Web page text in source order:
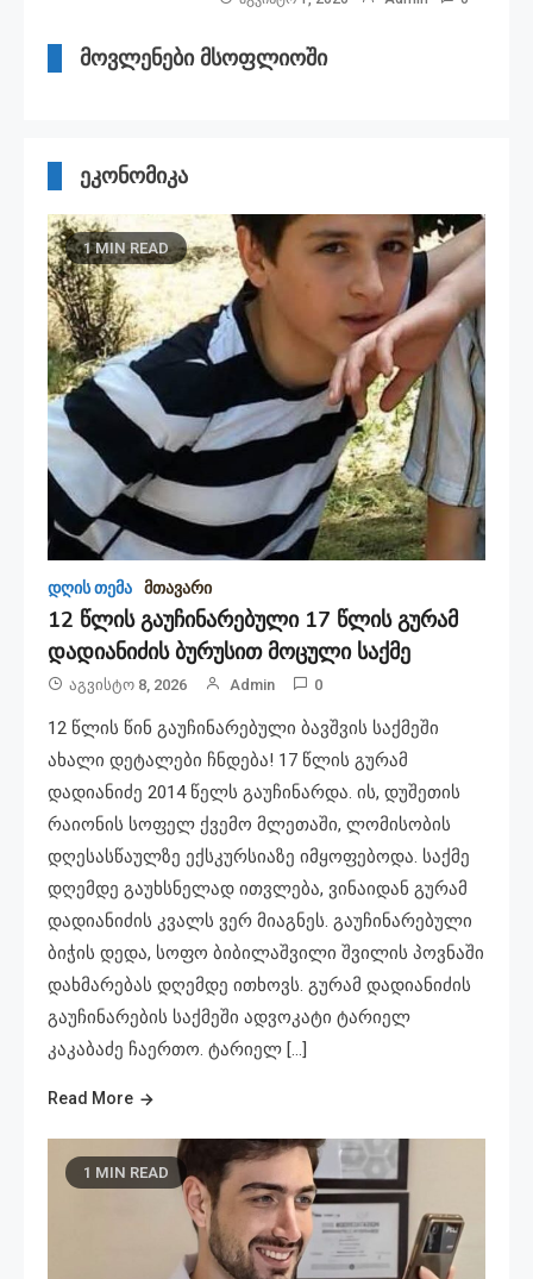
მოვლენები მსოფლიოში
ეკონომიკა
1 MIN READ
დღის თემა მთავარი
12 წლის გაუჩინარებული 17 წლის გურამ
დადიანიძის ბურუსით მოცული საქმე
Აგვისტო 8, 2026 Admin 0
12 წლის წინ გაუჩინარებული ბავშვის საქმეში
ახალი დეტალები ჩნდება! 17 წლის გურამ
დადიანიძე 2014 წელს გაუჩინარდა. ის, დუშეთის
რაიონის სოფელ ქვემო მლეთაში, ლომისობის
დღესასწაულზე ექსკურსიაზე იმყოფებოდა. საქმე
დღემდე გაუხსნელად ითვლება, ვინაიდან გურამ
დადიანიძის კვალს ვერ მიაგნეს. გაუჩინარებული
ბიჭის დედა, სოფო ბიბილაშვილი შვილის პოვნაში
დახმარებას დღემდე ითხოვს. გურამ დადიანიძის
გაუჩინარების საქმეში ადვოკატი ტარიელ
კაკაბაძე ჩაერთო. ტარიელ […]
Read More
1 MIN READ